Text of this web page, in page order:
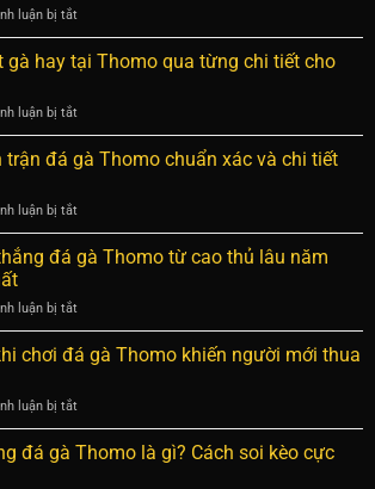
các
trận
đấu
Thomo
bao
lâu?
chi
tiết
nhất
luận bị tắtở
Gà
đá
Thomo
ở
điểm
nào?
chiến
kê
bất
gà hay tại Thomo qua từng chi tiết cho
luận bị tắtở
Nhận
biết
gà
tại
Thomo
qua
tiết
cho
newbie
trận đá gà Thomo chuẩn xác và chi tiết
luận bị tắtở
Phân
tích
trận
gà
Thomo
chuẩn
chi
tiết
nhất
đá gà Thomo từ cao thủ lâu năm
luận bị tắtở
Bí
quyết
thắng
gà
Thomo
từ
chơi đá gà Thomo khiến người mới thua
luận bị tắtở
Sai
lầm
đá gà Thomo là gì? Cách soi kèo cực